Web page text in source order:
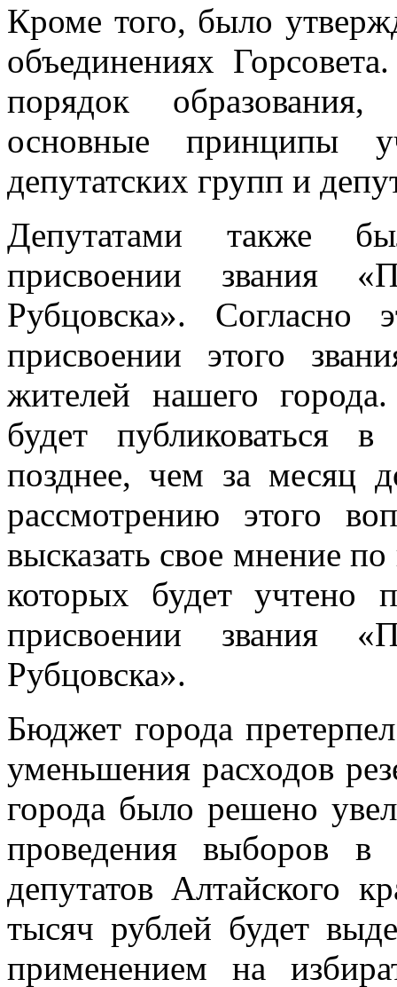
Кроме того, было
объединениях
порядок
основные принципы
депутатских групп и
Депутатами также
присвоении звания
Рубцовска». Согласно
присвоении этого
жителей нашего
будет публиковаться
позднее, чем за месяц
рассмотрению этого
высказать свое мнение
которых будет учтено
присвоении звания
Рубцовска».
Бюджет города
уменьшения расходов
города было решено
проведения выборов в
депутатов Алтайского
тысяч рублей будет
применением на